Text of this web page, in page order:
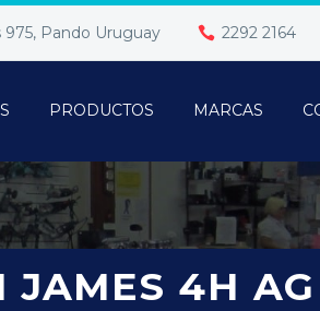
975, Pando Uruguay 2292 2164
PRODUCTOS MARCAS
JAMES 4H